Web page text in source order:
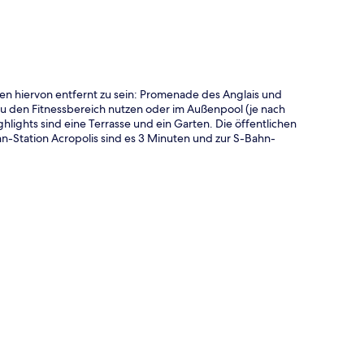
hiervon entfernt zu sein: Promenade des Anglais und
den Fitnessbereich nutzen oder im Außenpool (je nach
sind eine Terrasse und ein Garten. Die öffentlichen
Station Acropolis sind es 3 Minuten und zur S-Bahn-